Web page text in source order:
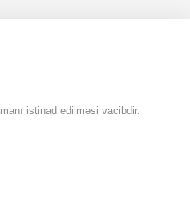
istinad edilməsi vacibdir.